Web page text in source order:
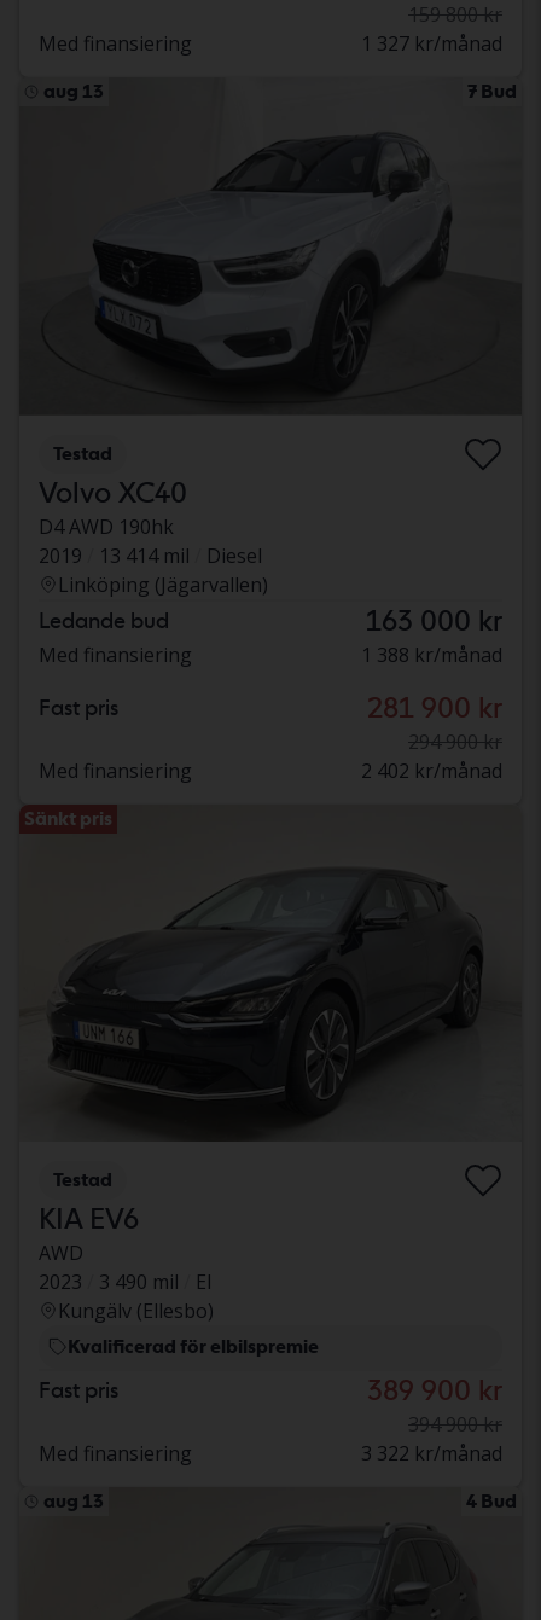
159 800 kr
Med finansiering
1 327 kr/månad
aug 13 7 Bud
Testad
Volvo XC40
D4 AWD 190hk
2019
13 414 mil
Diesel
Linköping (Jägarvallen)
Ledande bud 163 000 kr
Med finansiering 1 388 kr/månad
Fast pris 281 900 kr
294 900 kr
Med finansiering
2 402 kr/månad
Sänkt pris
Testad
KIA EV6
AWD
2023
3 490 mil
El
Kungälv (Ellesbo)
Kvalificerad för elbilspremie
Fast pris 389 900 kr
394 900 kr
Med finansiering
3 322 kr/månad
aug 13 4 Bud